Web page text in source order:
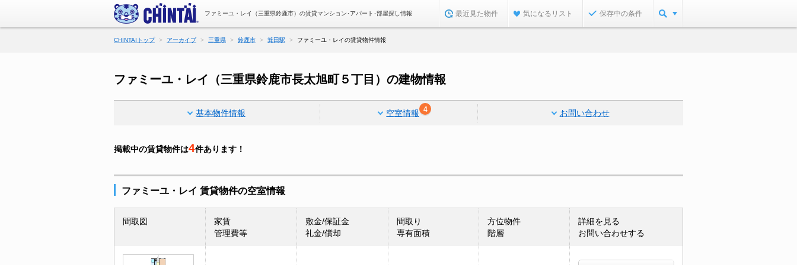
ファミーユ・レイ（三重県鈴鹿市）の賃貸マンション･アパート･部屋探し情報 最近見た物件 気になるリスト 保存中の条件
CHINTAIトップ アーカイブ 三重県 鈴鹿市 箕田駅 ファミーユ・レイの賃貸物件情報
ファミーユ・レイ（三重県鈴鹿市長太旭町５丁目）の建物情報
基本物件情報 空室情報 4 お問い合わせ
掲載中の賃貸物件は4件あります！
ファミーユ・レイ 賃貸物件の空室情報
間取図
家賃
管理費等
敷金/保証金
礼金/償却
間取り
専有面積
方位物件
階層
詳細を見る
お問い合わせする